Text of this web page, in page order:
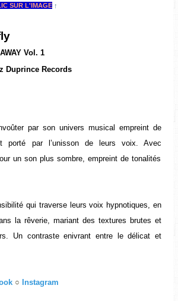
SUR L'IMAGE↑
Vol. 1
Duprince Records
par son univers musical empreint de
porté par l’unisson de leurs voix. Avec
un son plus sombre, empreint de tonalités
qui traverse leurs voix hypnotiques, en
la rêverie, mariant des textures brutes et
Un contraste enivrant entre le délicat et
○ Instagram